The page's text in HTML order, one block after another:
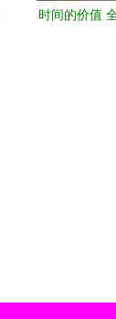
时间的价值